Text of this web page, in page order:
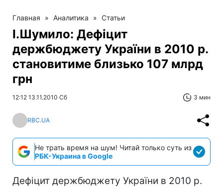
Главная » Аналитика » Статьи
І.Шумило: Дефіцит
держбюджету України в 2010 р.
становитиме близько 107 млрд
грн
12:12 13.11.2010 Сб 3 мин
RBC.UA
Не трать время на шум! Читай только суть из
РБК-Украина в Google
Дефіцит держбюджету України в 2010 р.